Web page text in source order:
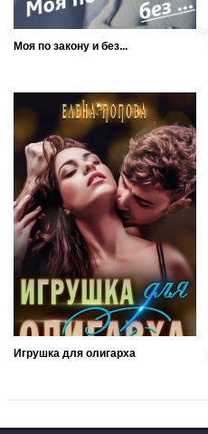
Моя по закону и без...
Игрушка для олигарха